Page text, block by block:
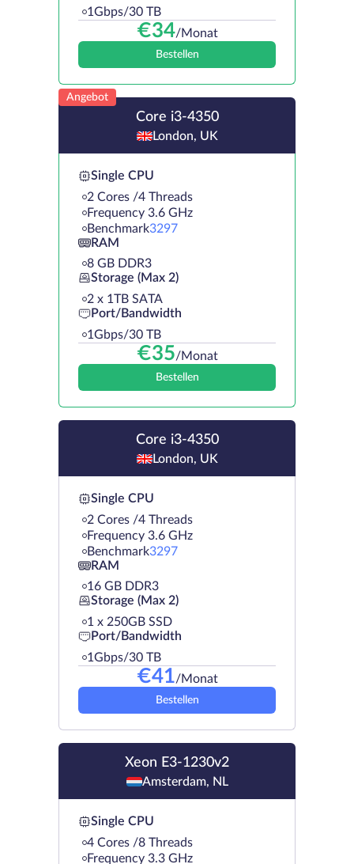
1Gbps/30 TB
€34/Monat
Bestellen
Angebot
Core i3-4350
London, UK
Single CPU
2 Cores /4 Threads
Frequency 3.6 GHz
Benchmark3297
RAM
8 GB DDR3
Storage (Max 2)
2 х 1TB SATA
Port/Bandwidth
1Gbps/30 TB
€35/Monat
Bestellen
Core i3-4350
London, UK
Single CPU
2 Cores /4 Threads
Frequency 3.6 GHz
Benchmark3297
RAM
16 GB DDR3
Storage (Max 2)
1 х 250GB SSD
Port/Bandwidth
1Gbps/30 TB
€41/Monat
Bestellen
Xeon E3-1230v2
Amsterdam, NL
Single CPU
4 Cores /8 Threads
Frequency 3.3 GHz